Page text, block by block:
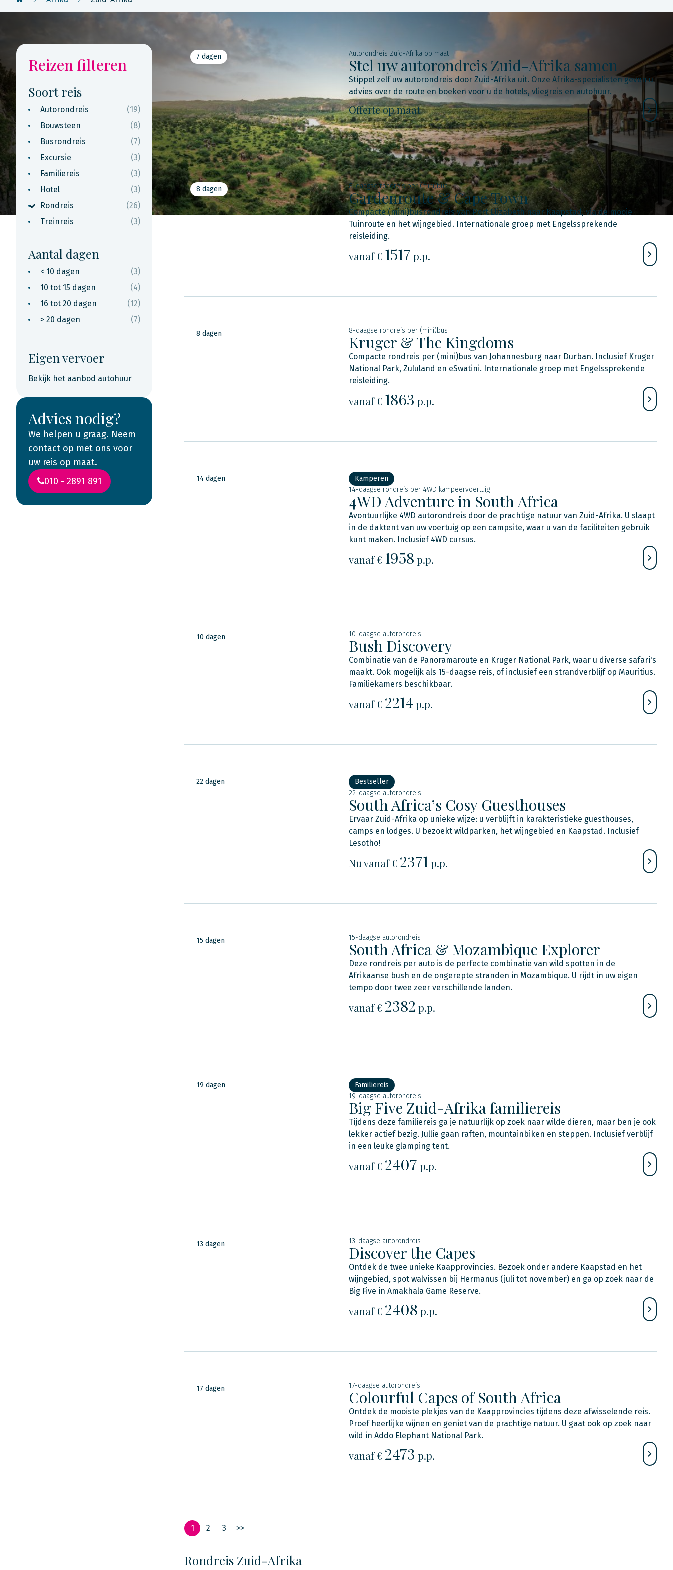
Reizen filteren
Soort reis
Autorondreis
(19)
Bouwsteen
(8)
Busrondreis
(7)
Excursie
(3)
Familiereis
(3)
Hotel
(3)
Rondreis
(26)
Treinreis
(3)
Aantal dagen
< 10 dagen
(3)
10 tot 15 dagen
(4)
16 tot 20 dagen
(12)
> 20 dagen
(7)
Eigen vervoer
Bekijk het aanbod autohuur
Advies nodig?
We helpen u graag. Neem
contact op met ons voor
uw reis op maat.
010 - 2891 891
7 dagen Autorondreis Zuid-Afrika op maat
Stel uw autorondreis Zuid-Afrika samen
Stippel zelf uw autorondreis door Zuid-Afrika uit. Onze Afrika-specialisten geven u
advies over de route en boeken voor u de hotels, vliegreis en autohuur.
Offerte op maat
8 dagen 8-daagse rondreis per (mini)bus
Gardenroute & Cape Town
Compacte (mini)busrondreis van Port Elizabeth naar Kaapstad, via de mooie
Tuinroute en het wijngebied. Internationale groep met Engelssprekende
reisleiding.
vanaf € 1517 p.p.
8 dagen 8-daagse rondreis per (mini)bus
Kruger & The Kingdoms
Compacte rondreis per (mini)bus van Johannesburg naar Durban. Inclusief Kruger
National Park, Zululand en eSwatini. Internationale groep met Engelssprekende
reisleiding.
vanaf € 1863 p.p.
14 dagen
Kamperen
14-daagse rondreis per 4WD kampeervoertuig
4WD Adventure in South Africa
Avontuurlijke 4WD autorondreis door de prachtige natuur van Zuid-Afrika. U slaapt
in de daktent van uw voertuig op een campsite, waar u van de faciliteiten gebruik
kunt maken. Inclusief 4WD cursus.
vanaf € 1958 p.p.
10 dagen 10-daagse autorondreis
Bush Discovery
Combinatie van de Panoramaroute en Kruger National Park, waar u diverse safari's
maakt. Ook mogelijk als 15-daagse reis, of inclusief een strandverblijf op Mauritius.
Familiekamers beschikbaar.
vanaf € 2214p.p.
22 dagen
Bestseller
22-daagse autorondreis
South Africa’s Cosy Guesthouses
Ervaar Zuid-Afrika op unieke wijze: u verblijft in karakteristieke guesthouses,
camps en lodges. U bezoekt wildparken, het wijngebied en Kaapstad. Inclusief
Lesotho!
Nu vanaf € 2371 p.p.
15 dagen 15-daagse autorondreis
South Africa & Mozambique Explorer
Deze rondreis per auto is de perfecte combinatie van wild spotten in de
Afrikaanse bush en de ongerepte stranden in Mozambique. U rijdt in uw eigen
tempo door twee zeer verschillende landen.
vanaf € 2382 p.p.
19 dagen
Familiereis
19-daagse autorondreis
Big Five Zuid-Afrika familiereis
Tijdens deze familiereis ga je natuurlijk op zoek naar wilde dieren, maar ben je ook
lekker actief bezig. Jullie gaan raften, mountainbiken en steppen. Inclusief verblijf
in een leuke glamping tent.
vanaf € 2407 p.p.
13 dagen 13-daagse autorondreis
Discover the Capes
Ontdek de twee unieke Kaapprovincies. Bezoek onder andere Kaapstad en het
wijngebied, spot walvissen bij Hermanus (juli tot november) en ga op zoek naar de
Big Five in Amakhala Game Reserve.
vanaf € 2408 p.p.
17 dagen 17-daagse autorondreis
Colourful Capes of South Africa
Ontdek de mooiste plekjes van de Kaapprovincies tijdens deze afwisselende reis.
Proef heerlijke wijnen en geniet van de prachtige natuur. U gaat ook op zoek naar
wild in Addo Elephant National Park.
vanaf € 2473 p.p.
1 2 3 >>
Rondreis Zuid-Afrika